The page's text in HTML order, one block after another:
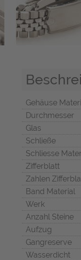
Gehäuse
Durchmesser
Glas
Schließe
Schliesse
Zifferblatt
Zahlen
Band Material
Werk
Anzahl Steine
Aufzug
Gangreserve
Wasserdicht